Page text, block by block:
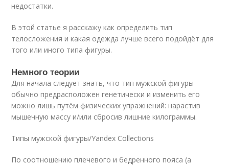
недостатки.
В этой статье я расскажу как определить тип
телосложения и какая одежда лучше всего подойдёт для
того или иного типа фигуры.
Немного теории
Для начала следует знать, что тип мужской фигуры
обычно предрасположен генетически и изменить его
можно лишь путём физических упражнений: нарастив
мышечную массу и/или сбросив лишние килограммы.
Типы мужской фигуры/Yandex Collections
По соотношению плечевого и бедренного пояса (а